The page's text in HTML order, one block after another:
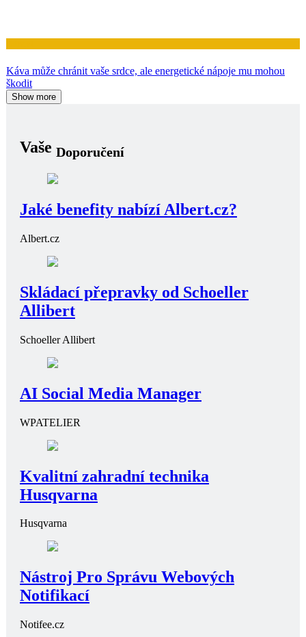
Káva může chránit vaše srdce, ale energetické nápoje mu mohou
škodit
Show more
Vaše Doporučení
Jaké benefity nabízí Albert.cz?
Albert.cz
Skládací přepravky od Schoeller
Allibert
Schoeller Allibert
AI Social Media Manager
WPATELIER
Kvalitní zahradní technika
Husqvarna
Husqvarna
Nástroj Pro Správu Webových
Notifikací
Notifee.cz